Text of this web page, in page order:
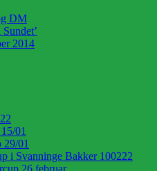
DM
2014
01
29/01
i Svanninge Bakker 100222